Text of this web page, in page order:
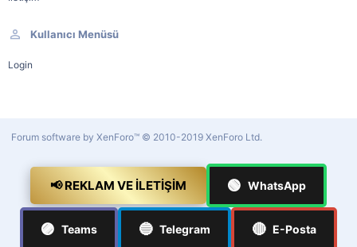
Kullanıcı Menüsü
Login
Forum software by XenForo™ © 2010-2019 XenForo Ltd.
📢 REKLAM VE İLETIŞIM 🟢 WhatsApp
🟣 Teams 🔵 Telegram 🔴 E-Posta